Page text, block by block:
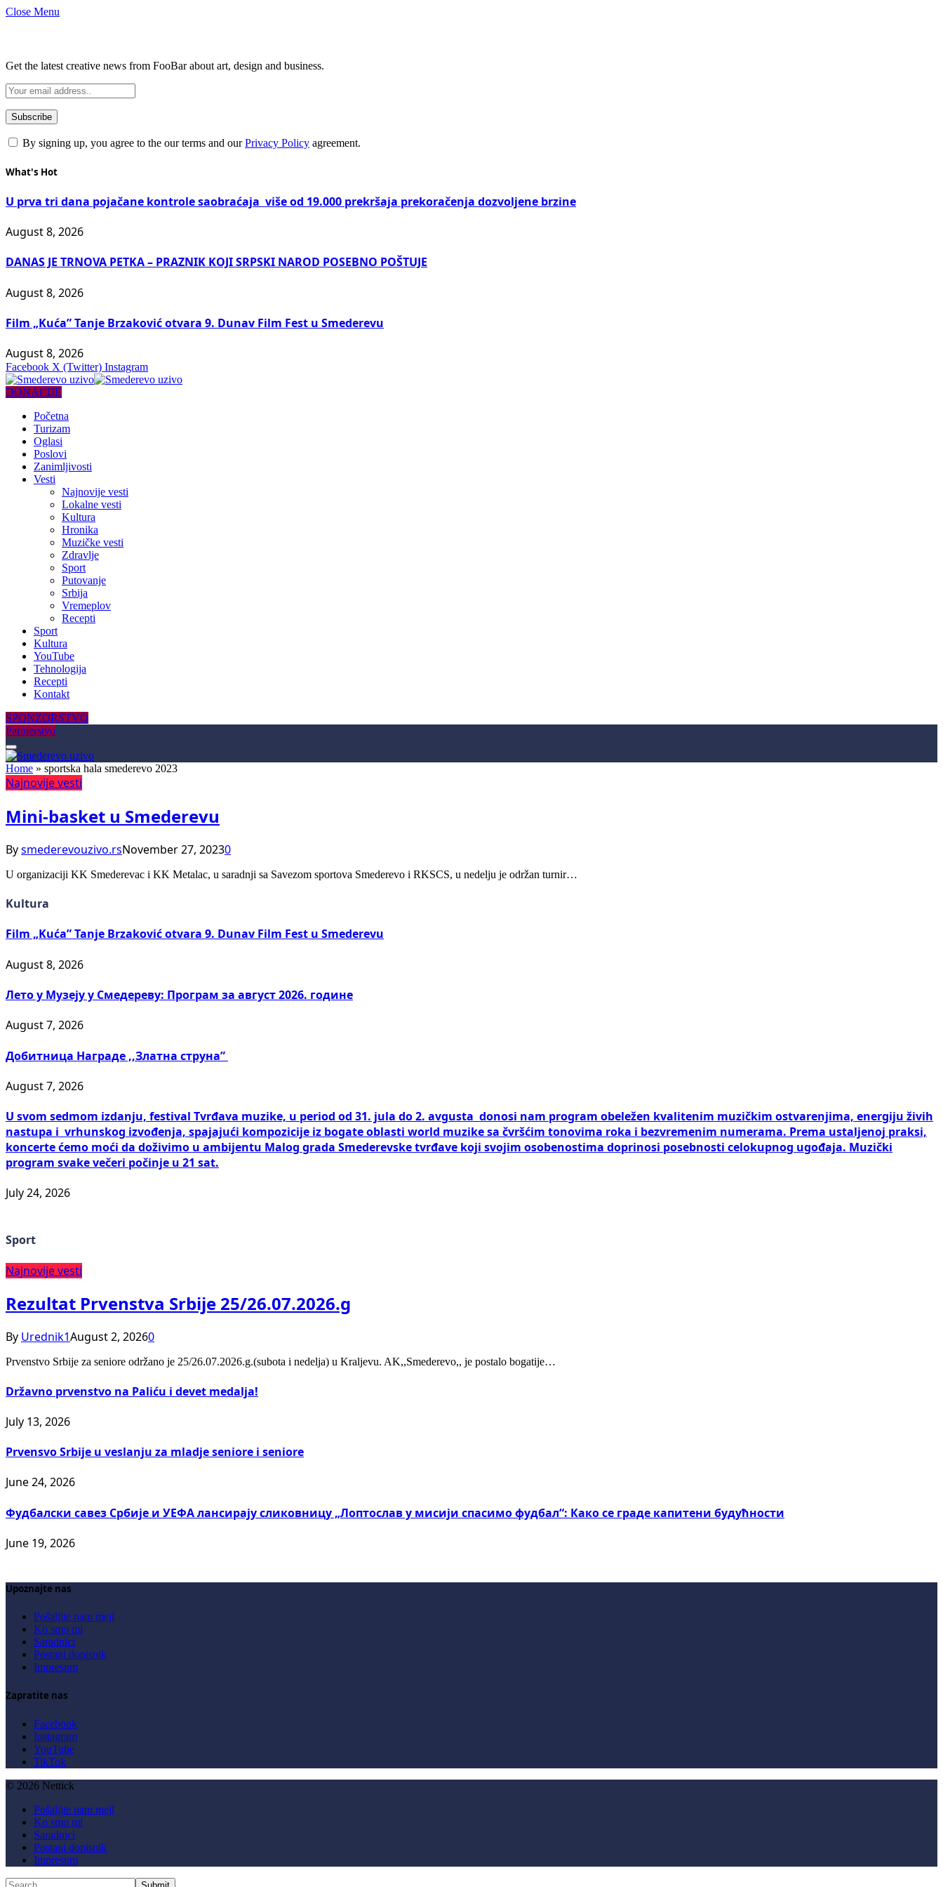
Close Menu
Get the latest creative news from FooBar about art, design and business.
By signing up, you agree to the our terms and ourPrivacy Policy agreement.
What's Hot
U prva tri dana pojačane kontrole saobraćaja više od 19.000 prekršaja prekoračenja dozvoljene brzine
August 8, 2026
DANAS JE TRNOVA PETKA – PRAZNIK KOJI SRPSKI NAROD POSEBNO POŠTUJE
August 8, 2026
Film „Kuća” Tanje Brzaković otvara 9. Dunav Film Fest u Smederevu
August 8, 2026
Facebook X (Twitter) Instagram
DONACIJE
Početna
Turizam
Oglasi
Poslovi
Zanimljivosti
Vesti
Najnovije vesti
Lokalne vesti
Kultura
Hronika
Muzičke vesti
Zdravlje
Sport
Putovanje
Srbija
Vremeplov
Recepti
Sport
Kultura
YouTube
Tehnologija
Recepti
Kontakt
SPONZORSTVO
Partnerstvo
Home » sportska hala smederevo 2023
Najnovije vesti
Mini-basket u Smederevu
Bysmederevouzivo.rsNovember 27, 20230
U organizaciji KK Smederevac i KK Metalac, u saradnji sa Savezom sportova Smederevo i RKSCS, u nedelju je održan turnir…
Kultura
Film „Kuća” Tanje Brzaković otvara 9. Dunav Film Fest u Smederevu
August 8, 2026
Лето у Музеју у Смедереву: Програм за август 2026. године
August 7, 2026
Добитницa Награде ,,Златна струна”
August 7, 2026
U svom sedmom izdanju, festival Tvrđava muzike, u period od 31. jula do 2. avgusta donosi nam program obeležen kvalitenim muzičkim ostvarenjima, energiju živih
nastupa i vrhunskog izvođenja, spajajući kompozicije iz bogate oblasti world muzike sa čvršćim tonovima roka i bezvremenim numerama. Prema ustaljenoj praksi,
koncerte ćemo moći da doživimo u ambijentu Malog grada Smederevske tvrđave koji svojim osobenostima doprinosi posebnosti celokupnog ugođaja. Muzički
program svake večeri počinje u 21 sat.
July 24, 2026
Sport
Najnovije vesti
Rezultat Prvenstva Srbije 25/26.07.2026.g
By Urednik1August 2, 20260
Prvenstvo Srbije za seniore održano je 25/26.07.2026.g.(subota i nedelja) u Kraljevu. AK,,Smederevo,, je postalo bogatije…
Državno prvenstvo na Paliću i devet medalja!
July 13, 2026
Prvensvo Srbije u veslanju za mladje seniore i seniore
June 24, 2026
Фудбалски савез Србије и УЕФА лансирају сликовницу „Лоптослав у мисији спасимо фудбал“: Како се граде капитени будућности
June 19, 2026
Upoznajte nas
Pošaljite nam mejl
Ko smo mi
Saradnici
Postani dopisnik
Impresum
Zapratite nas
Facebook
Instagram
YouTube
TikTok
© 2026 Nettick
Pošaljite nam mejl
Ko smo mi
Saradnici
Postani dopisnik
Impresum
Submit